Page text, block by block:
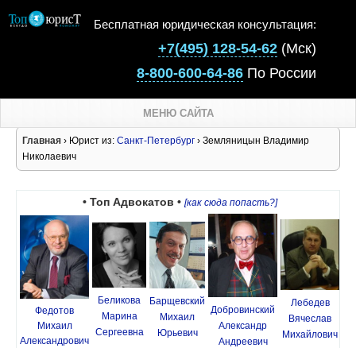
Бесплатная юридическая консультация:
+7(495) 128-54-62 (Мск)
8-800-600-64-86 По России
МЕНЮ САЙТА
Главная › Юрист из: Санкт-Петербург › Земляницын Владимир
Николаевич
• Топ Адвокатов • [как сюда попасть?]
Федотов
Михаил
Александрович
Беликова
Марина
Сергеевна
Барщевский
Михаил
Юрьевич
Добровинский
Александр
Андреевич
Лебедев
Вячеслав
Михайлович